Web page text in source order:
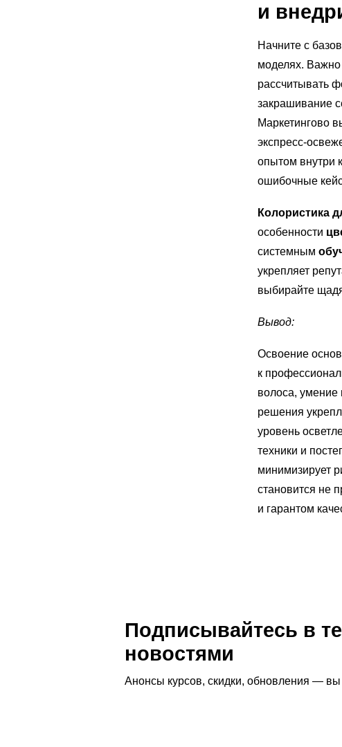
и
Начните с
моделях. Важно
рассчитывать
закрашивание
Маркетингово
опытом внутри
ошибочные
Колористика
особенности
системным
укрепляет
выбирайте
Вывод:
Освоение
к
волоса, умение
решения
уровень
техники и
минимизирует
становится не
и гарантом
Подписывайтесь в
новостями
Анонсы курсов, скидки, обновления —